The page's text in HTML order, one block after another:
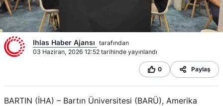
Ihlas Haber Ajansı tarafından
03 Haziran, 2026 12:52 tarihinde yayınlandı
0 Paylaş
BARTIN (İHA) – Bartın Üniversitesi (BARÜ), Amerika